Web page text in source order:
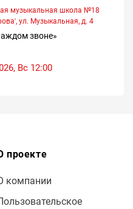
музыкальная школа №18
ул. Музыкальная, д. 4
звоне»
Вс 12:00
проекте
компании